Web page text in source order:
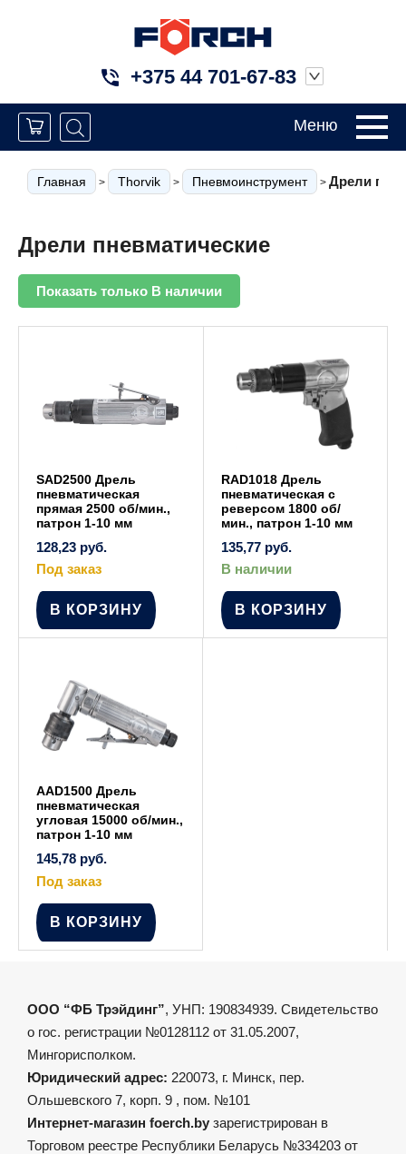
+375 44 701-67-83
Меню
Главная > Thorvik > Пневмоинструмент > Дрели
Дрели пневматические
Показать только В наличии
SAD2500 Дрель
пневматическая
прямая 2500 об/мин.,
патрон 1-10 мм
128,23 руб.
Под заказ
В КОРЗИНУ
RAD1018 Дрель
пневматическая с
реверсом 1800 об/
мин., патрон 1-10 мм
135,77 руб.
В наличии
В КОРЗИНУ
AAD1500 Дрель
пневматическая
угловая 15000 об/мин.,
патрон 1-10 мм
145,78 руб.
Под заказ
В КОРЗИНУ
ООО “ФБ Трэйдинг”, УНП: 190834939. Свидетельство
о гос. регистрации №0128112 от 31.05.2007,
Мингорисполком.
Юридический адрес: 220073, г. Минск, пер.
Ольшевского 7, корп. 9 , пом. №101
Интернет-магазин foerch.by зарегистрирован в
Торговом реестре Республики Беларусь №334203 от